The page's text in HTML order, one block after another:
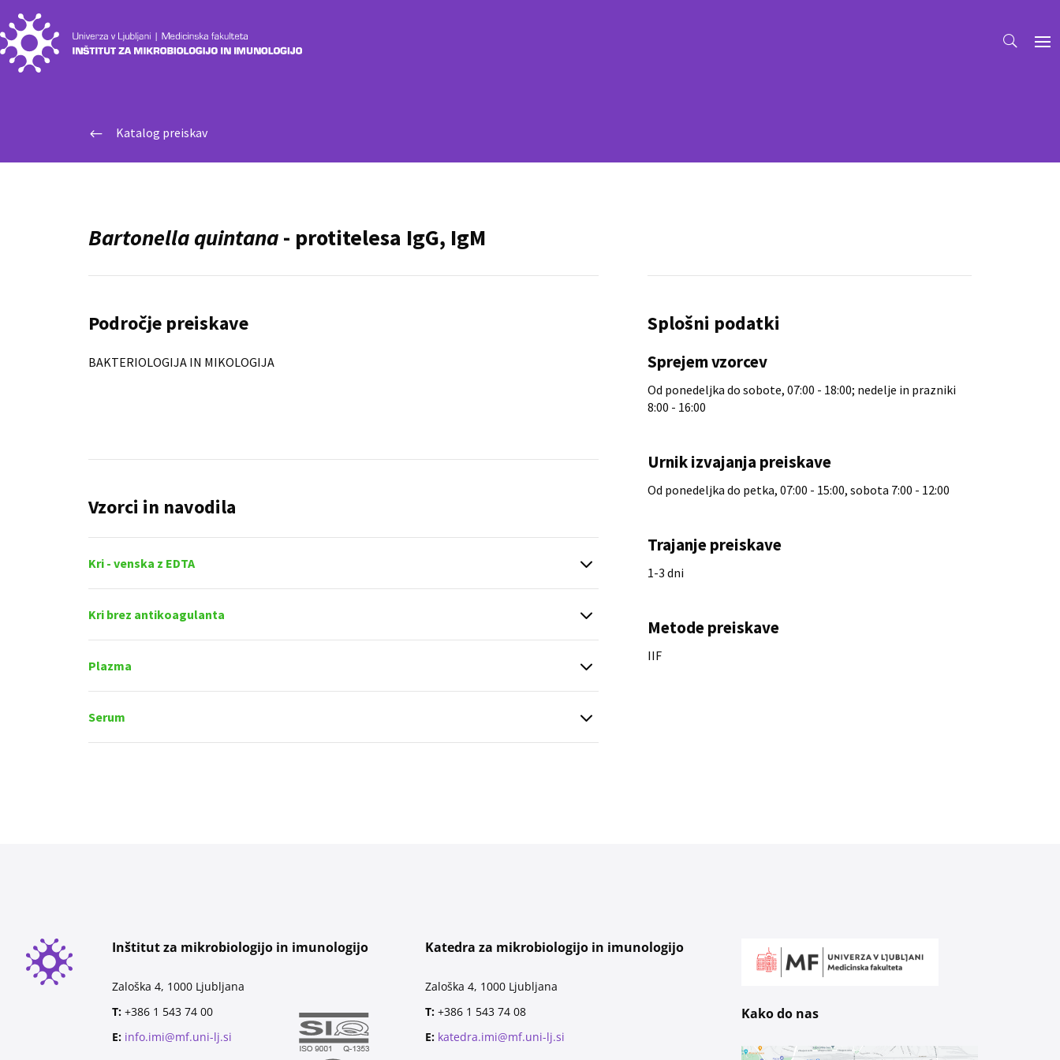
# Katalog preiskav
Bartonella quintana- protitelesa IgG, IgM
Področje preiskave
BAKTERIOLOGIJA IN MIKOLOGIJA
Vzorci in navodila
Kri - venska z EDTA
Kri brez antikoagulanta
Plazma
Serum
Splošni podatki
Sprejem vzorcev
Od ponedeljka do sobote, 07:00 - 18:00; nedelje in prazniki
8:00 - 16:00
Urnik izvajanja preiskave
Od ponedeljka do petka, 07:00 - 15:00, sobota 7:00 - 12:00
Trajanje preiskave
1-3 dni
Metode preiskave
IIF
Inštitut za mikrobiologijo in imunologijo
Zaloška 4, 1000 Ljubljana
T: +386 1 543 74 00
E: info.imi@mf.uni-lj.si
Katedra za mikrobiologijo in imunologijo
Zaloška 4, 1000 Ljubljana
T: +386 1 543 74 08
E: katedra.imi@mf.uni-lj.si
Kako do nas